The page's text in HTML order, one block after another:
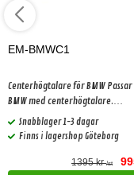
EM-BMWC1
Centerhögtalare för BMW
BMW med centerhögtalare.
1st/förpackning
Snabblager 1-3 dagar
Finns i lagershop Göteborg
1395 kr/st